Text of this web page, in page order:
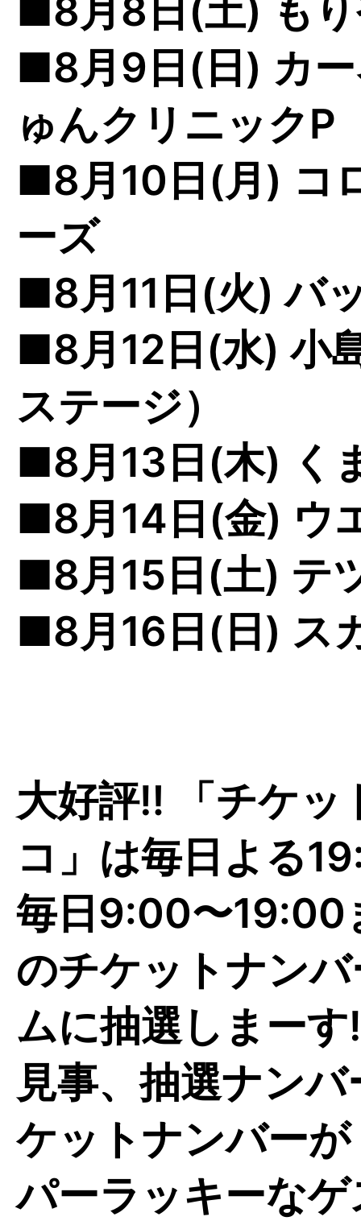
■8月8日(土) も
■8月9日(日) カ
ゅんクリニックP
■8月10日(月) コ
ーズ
■8月11日(火) バ
■8月12日(水) 小
ステージ）
■8月13日(木) く
■8月14日(金) ウ
■8月15日(土) テ
■8月16日(日) ス
大好評‼︎ 「チケ
コ」は毎日よる
毎日9:00〜19:00
のチケットナン
ムに抽選しまーす
見事、抽選ナン
ケットナンバー
パーラッキーな